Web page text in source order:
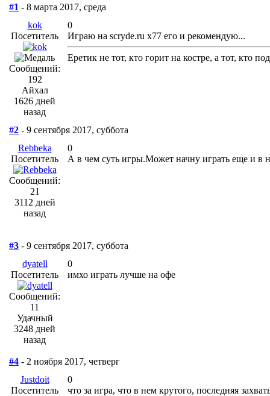
#1 - 8 марта 2017, среда
kok
Посетитель
Сообщений:
192
Айхал
1626 дней
назад
0
Играю на scryde.ru x77 его и рекомендую...
Еретик не тот, кто горит на костре, а тот, кто
#2 - 9 сентября 2017, суббота
Rebbeka
Посетитель
Сообщений:
21
3112 дней
назад
0
А в чем суть игры.Может начну играть еще и в
#3 - 9 сентября 2017, суббота
dyatell
Посетитель
Сообщений:
11
Удачный
3248 дней
назад
0
имхо играть лучше на офе
#4 - 2 ноября 2017, четверг
Justdoit
Посетитель
0
что за игра, что в нем крутого, последняя